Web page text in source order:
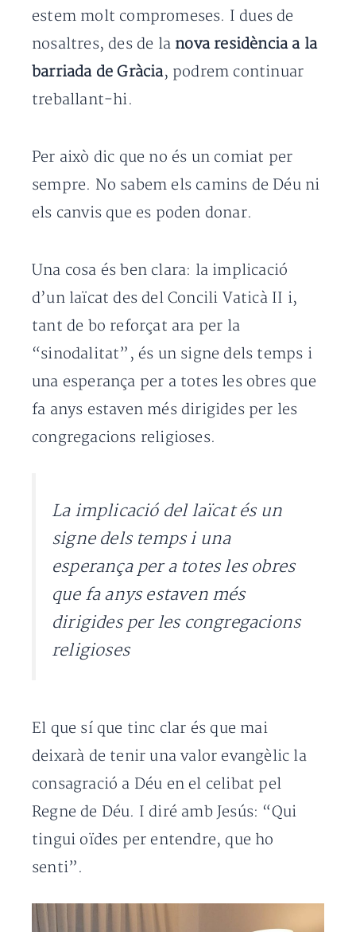
estem molt compromeses. I dues de
nosaltres, des de la nova residència a la
barriada de Gràcia, podrem continuar
treballant-hi.
Per això dic que no és un comiat per
sempre. No sabem els camins de Déu ni
els canvis que es poden donar.
Una cosa és ben clara: la implicació
d’un laïcat des del Concili Vaticà II i,
tant de bo reforçat ara per la
“sinodalitat”, és un signe dels temps i
una esperança per a totes les obres que
fa anys estaven més dirigides per les
congregacions religioses.
La implicació del laïcat és un
signe dels temps i una
esperança per a totes les obres
que fa anys estaven més
dirigides per les congregacions
religioses
El que sí que tinc clar és que mai
deixarà de tenir una valor evangèlic la
consagració a Déu en el celibat pel
Regne de Déu. I diré amb Jesús: “Qui
tingui oïdes per entendre, que ho
senti”.